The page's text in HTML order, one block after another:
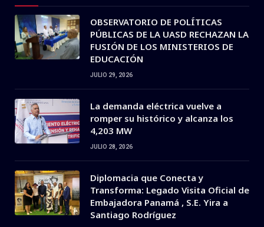
OBSERVATORIO DE POLÍTICAS
PÚBLICAS DE LA UASD RECHAZAN LA
FUSIÓN DE LOS MINISTERIOS DE
EDUCACIÓN
JULIO 29, 2026
La demanda eléctrica vuelve a
romper su histórico y alcanza los
4,203 MW
JULIO 28, 2026
Diplomacia que Conecta y
Transforma: Legado Visita Oficial de
Embajadora Panamá , S.E. Yira a
Santiago Rodríguez